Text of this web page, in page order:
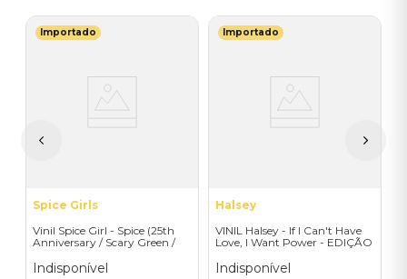
Importado
Spice Girls
Vinil Spice Girl - Spice (25th
Anniversary / Scary Green /
Indisponível
Importado
Halsey
VINIL Halsey - If I Can't Have
Love, I Want Power - EDIÇÃO
TRANSPARENT ORANGE
Indisponível